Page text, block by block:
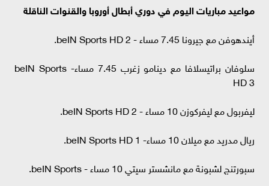
مواعيد مباريات اليوم في دوري أبطال أوروبا والقنوات الناقلة
أيندهوفن مع جيرونا 7.45 مساء - beIN Sports HD 2.
سلوفان براتيسلافا مع دينامو زغرب 7.45 مساء- beIN Sports
HD 3
ليفربول مع ليفركوزن 10 مساء - beIN Sports HD 2.
ريال مدريد مع ميلان 10 مساء- beIN Sports HD 1.
سبورتنج لشبونة مع مانشستر سيتي 10 مساء - beIN Sports.